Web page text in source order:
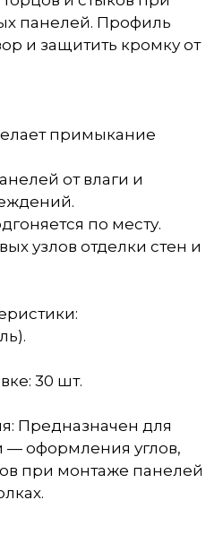
панелей. Профиль
и защитить кромку от
примыкание
от влаги и
по месту.
узлов отделки стен и
30 шт.
Предназначен для
— оформления углов,
при монтаже панелей